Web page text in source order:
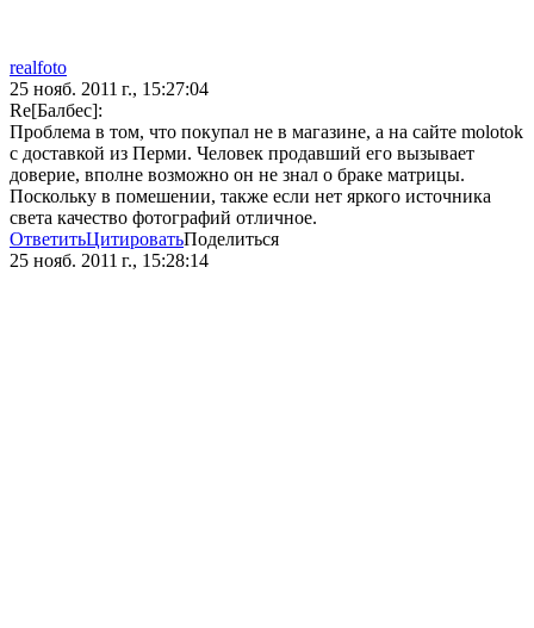
realfoto
25 нояб. 2011 г., 15:27:04
Re[Балбес]:
Проблема в том, что покупал не в магазине, а на сайте molotok
с доставкой из Перми. Человек продавший его вызывает
доверие, вполне возможно он не знал о браке матрицы.
Поскольку в помешении, также если нет яркого источника
света качество фотографий отличное.
ОтветитьЦитироватьПоделиться
25 нояб. 2011 г., 15:28:14